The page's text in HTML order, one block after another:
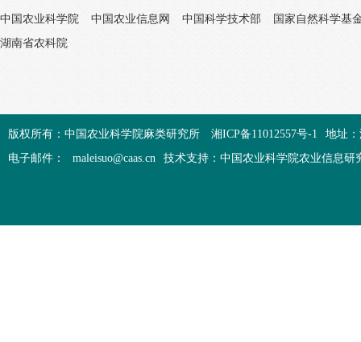
中国农业科学院 中国农业信息网 中国科学技术部
国家自然科学基
湖南省农科院
版权所有：中国农业科学院麻类研究所 湘ICP备11012557号-1
地址
电子邮件：
maleisuo@caas.cn 技术支持：中国农业科学院农业信息研